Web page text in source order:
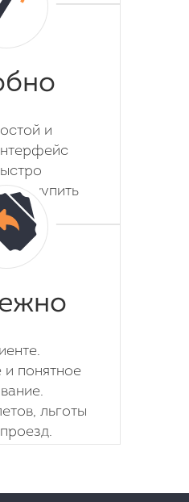
и
и купить
понятное
льготы